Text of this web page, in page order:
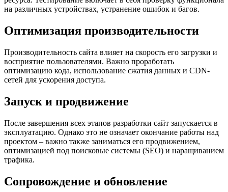
на различных устройствах, устранение ошибок и багов.
Оптимизация производительности
Производительность сайта влияет на скорость его загрузки и
восприятие пользователями. Важно проработать
оптимизацию кода, использование сжатия данных и CDN-
сетей для ускорения доступа.
Запуск и продвижение
После завершения всех этапов разработки сайт запускается в
эксплуатацию. Однако это не означает окончание работы над
проектом – важно также заниматься его продвижением,
оптимизацией под поисковые системы (SEO) и наращиванием
трафика.
Сопровождение и обновление